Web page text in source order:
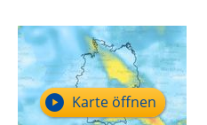
Karte öffnen